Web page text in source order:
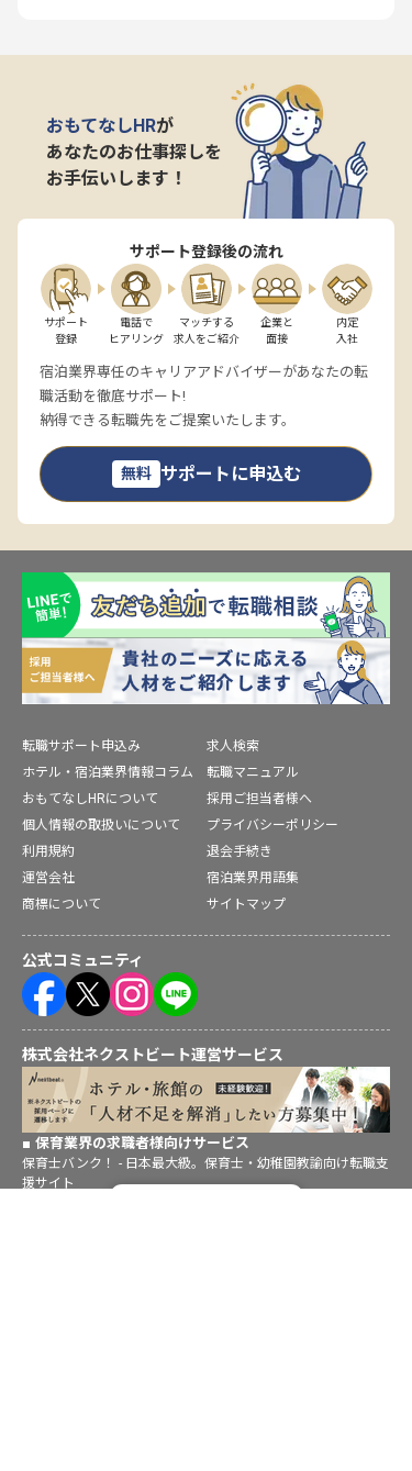
おもてなしHRが
あなたのお仕事探しを
お手伝いします！
サポート登録後の流れ
サポート
登録
電話で
ヒアリング
マッチする
求人をご紹介
企業と
面接
内定
入社
宿泊業界専任のキャリアアドバイザーがあなたの転
職活動を徹底サポート!
納得できる転職先をご提案いたします。
無料 サポートに申込む
転職サポート申込み
求人検索
ホテル・宿泊業界情報コラム
転職マニュアル
おもてなしHRについて
採用ご担当者様へ
個人情報の取扱いについて
プライバシーポリシー
利用規約
退会手続き
運営会社
宿泊業界用語集
商標について
サイトマップ
公式コミュニティ
株式会社ネクストビート運営サービス
保育業界の求職者様向けサービス
保育士バンク！ - 日本最大級。保育士・幼稚園教諭向け転職支
援サイト